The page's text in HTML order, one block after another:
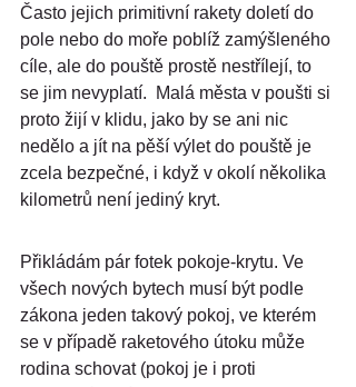
Často jejich primitivní rakety doletí do
pole nebo do moře poblíž zamýšleného
cíle, ale do pouště prostě nestřílejí, to
se jim nevyplatí.  Malá města v poušti si
proto žijí v klidu, jako by se ani nic
nedělo a jít na pěší výlet do pouště je
zcela bezpečné, i když v okolí několika
kilometrů není jediný kryt.
Přikládám pár fotek pokoje-krytu. Ve
všech nových bytech musí být podle
zákona jeden takový pokoj, ve kterém
se v případě raketového útoku může
rodina schovat (pokoj je i proti